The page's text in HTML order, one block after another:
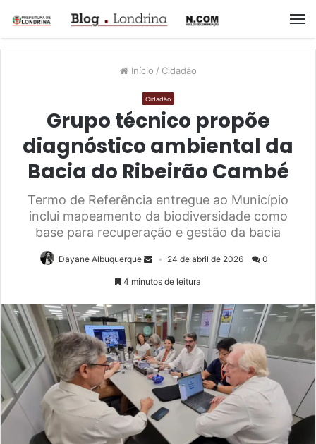
Início / Cidadão
Cidadão
Grupo técnico propõe
diagnóstico ambiental da
Bacia do Ribeirão Cambé
Termo de Referência entregue ao Município
inclui mapeamento da biodiversidade como
base para recuperação e gestão da bacia
Dayane Albuquerque 24 de abril de 2026 0
4 minutos de leitura